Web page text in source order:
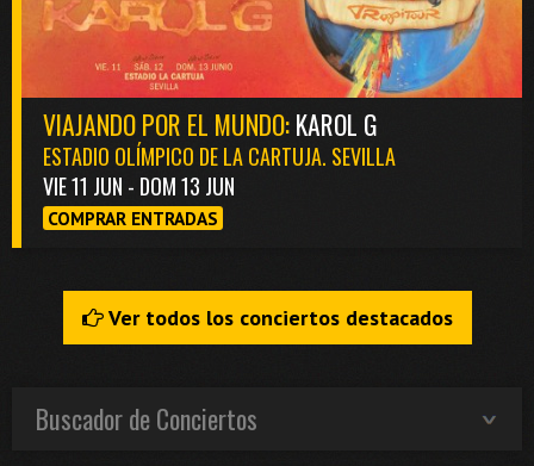
VIAJANDO POR EL MUNDO:KAROL G
ESTADIO OLÍMPICO DE LA CARTUJA. SEVILLA
VIE 11 JUN - DOM 13 JUN
COMPRAR ENTRADAS
Ver todos los conciertos destacados
Buscador de Conciertos